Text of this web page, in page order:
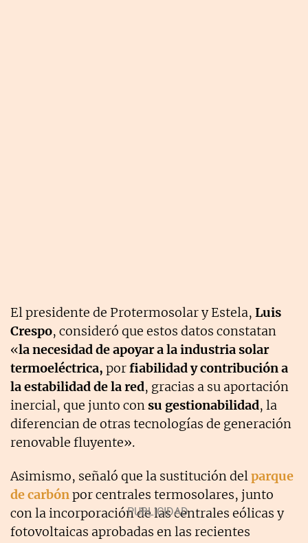
El presidente de Protermosolar y Estela, Luis
Crespo, consideró que estos datos constatan
«la necesidad de apoyar a la industria solar
termoeléctrica, porfiabilidad y contribución a
la estabilidad de la red, gracias a su aportación
inercial, que junto consu gestionabilidad, la
diferencian de otras tecnologías de generación
renovable fluyente».
Asimismo, señaló que la sustitución delparque
de carbónpor centrales termosolares, junto
con la incorporación de las centrales eólicas y
fotovoltaicas aprobadas en las recientes